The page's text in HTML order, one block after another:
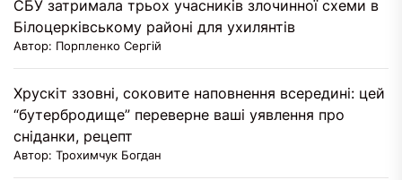
СБУ затримала трьох учасників злочинної схеми в
Білоцерківському районі для ухилянтів
Автор: Порпленко Сергій
Хрускіт ззовні, соковите наповнення всередині: цей
“бутербродище” переверне ваші уявлення про
сніданки, рецепт
Автор: Трохимчук Богдан